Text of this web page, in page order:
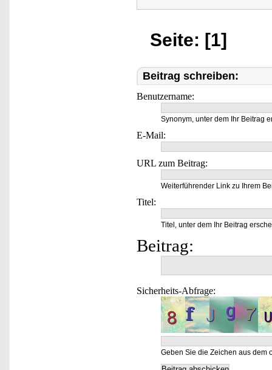
Seite: [1]
Beitrag schreiben:
Benutzername:
Synonym, unter dem Ihr Beitrag
E-Mail:
URL zum Beitrag:
Weiterführender Link zu Ihrem
Titel:
Titel, unter dem Ihr Beitrag
Beitrag:
Sicherheits-Abfrage:
Geben Sie die Zeichen aus dem